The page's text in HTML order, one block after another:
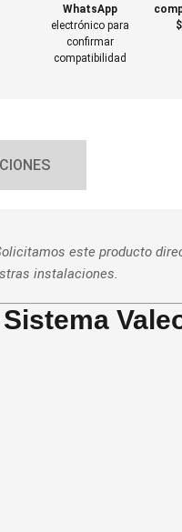
WhatsApp
electrónico para
confirmar
compatibilidad
este producto
instalaciones.